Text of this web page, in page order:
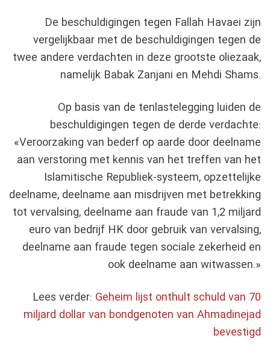
De beschuldigingen tegen Fallah Havaei zijn
vergelijkbaar met de beschuldigingen tegen de
twee andere verdachten in deze grootste oliezaak,
namelijk Babak Zanjani en Mehdi Shams.
Op basis van de tenlastelegging luiden de
beschuldigingen tegen de derde verdachte:
«Veroorzaking van bederf op aarde door deelname
aan verstoring met kennis van het treffen van het
Islamitische Republiek-systeem, opzettelijke
deelname, deelname aan misdrijven met betrekking
tot vervalsing, deelname aan fraude van 1,2 miljard
euro van bedrijf HK door gebruik van vervalsing,
deelname aan fraude tegen sociale zekerheid en
ook deelname aan witwassen.»
Lees verder: Geheim lijst onthult schuld van 70
miljard dollar van bondgenoten van Ahmadinejad
bevestigd